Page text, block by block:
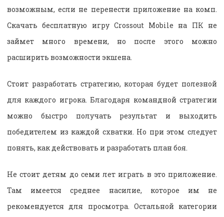
возможным, если не перенести приложение на комп.
Скачать бесплатную игру Crossout Mobile на ПК не
займет много времени, но после этого можно
расширить возможности экшена.
Стоит разработать стратегию, которая будет полезной
для каждого игрока. Благодаря командной стратегии
можно быстро получать результат и выходить
победителем из каждой схватки. Но при этом следует
понять, как действовать и разработать план боя.
Не стоит детям до семи лет играть в это приложение.
Там имеется среднее насилие, которое им не
рекомендуется для просмотра. Остальной категории